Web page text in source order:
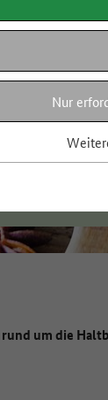
Nur
um die